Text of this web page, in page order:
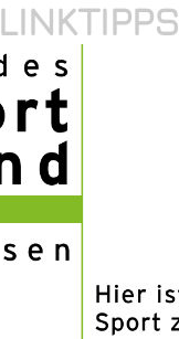
LINKTIPPS